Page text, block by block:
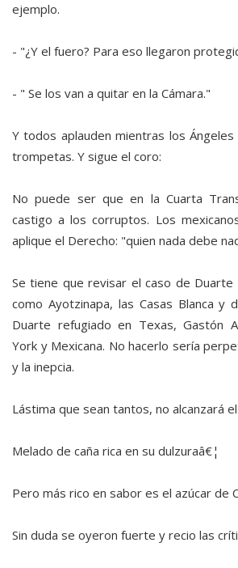
ejemplo.
- "¿Y el fuero? Para eso llegaron
- " Se los van a quitar en la Cámara."
Y todos aplauden mientras los
trompetas. Y sigue el coro:
No puede ser que en la Cuarta
castigo a los corruptos. Los
aplique el Derecho: "quien nada debe
Se tiene que revisar el caso de
como Ayotzinapa, las Casas Blanca y
Duarte refugiado en Texas, Gastón
York y Mexicana. No hacerlo sería
y la inepcia.
Lástima que sean tantos, no alcanzará
Melado de caña rica en su dulzuraâ€¦
Pero más rico en sabor es el azúcar de
Sin duda se oyeron fuerte y recio las